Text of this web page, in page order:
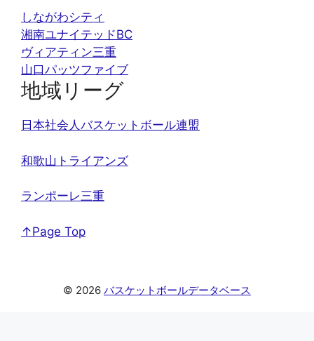
しながわシティ
湘南ユナイテッドBC
ヴィアティン三重
山口パッツファイブ
地域リーグ
日本社会人バスケットボール連盟
和歌山トライアンズ
ランポーレ三重
↑Page Top
© 2026 バスケットボールデータベース